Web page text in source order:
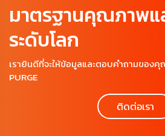
มาตรฐานคุณภาพแ
ระดับโลก
เรายินดีที่จะให้ข้อมูลและตอบคำถามขอ
PURGE
ติดต่อเรา